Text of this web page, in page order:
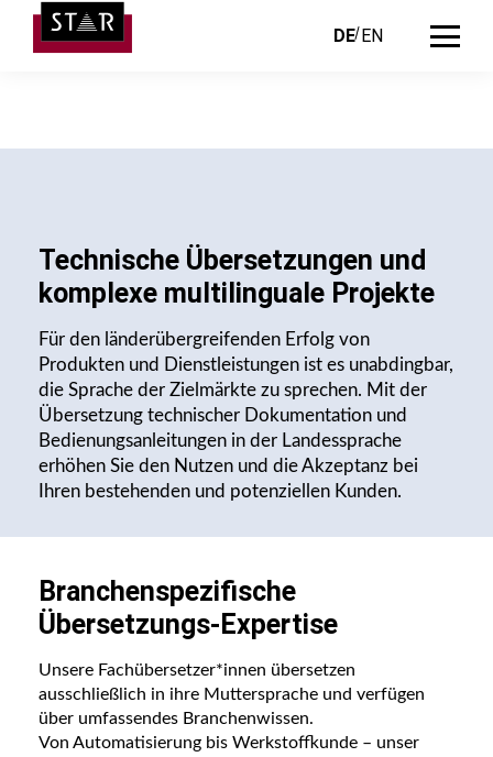
DE EN
Technische Übersetzungen und
komplexe multilinguale Projekte
Für den länderübergreifenden Erfolg von
Produkten und Dienstleistungen ist es unabdingbar,
die Sprache der Zielmärkte zu sprechen. Mit der
Übersetzung technischer Dokumentation und
Bedienungs­anleitungen in der Landessprache
erhöhen Sie den Nutzen und die Akzeptanz bei
Ihren bestehenden und potenziellen Kunden.
Branchenspezifische
Übersetzungs-Expertise
Unsere Fachübersetzer*innen übersetzen
ausschließlich in ihre Muttersprache und verfügen
über umfassendes Branchenwissen.
Von Automatisierung bis Werkstoffkunde – unser